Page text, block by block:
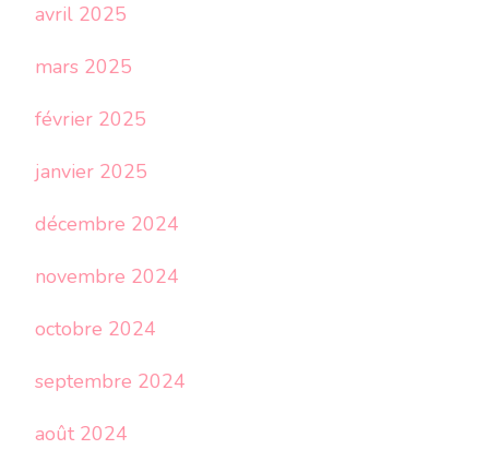
avril 2025
mars 2025
février 2025
janvier 2025
décembre 2024
novembre 2024
octobre 2024
septembre 2024
août 2024